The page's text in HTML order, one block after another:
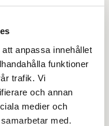
anpassa innehållet
funktioner
trafik. Vi
och annan
medier och
med.